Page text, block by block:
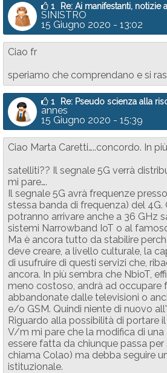
1 Re: Ai manifestanti, notizie
SINISTRO
15 Giugno 2020 - 13:02
Ciao fr
speriamo che comprendano e si
1 Re: Pseudo scienza alla
annes
15 Giugno 2020 - 15:39
Ciao Marta Caretti…..concordo. In
satelliti?? Il segnale 5G verrà
mi pare….
Il segnale 5G avrà frequenze
stessa banda di frequenza) del 4G.
potranno arrivare anche a 36 GHz
sistemi Narrowband IoT o al
Ma è ancora tutto da stabilire
deve creare, a livello culturale, la
di usufruire di questi servizi che,
ancora. In più sembra che NbioT,
meno costoso, andrà ad occupare
abbandonate dalle televisioni o
e/o GSM. Quindi niente di nuovo
Riguardo alla possibilità di portare
V/m mi pare che la modifica di
essere fatta da chiunque passa per
chiama Colao) ma debba seguire
istituzionale.